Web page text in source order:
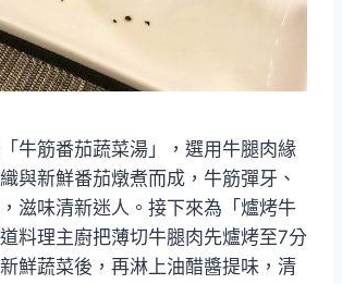
牛筋番茄蔬菜湯」，選用牛腿肉緣
與新鮮番茄燉煮而成，牛筋彈牙、
滋味清新迷人。接下來為「爐烤牛
料理主廚把薄切牛腿肉先爐烤至7分
鮮蔬菜後，再淋上油醋醬提味，清